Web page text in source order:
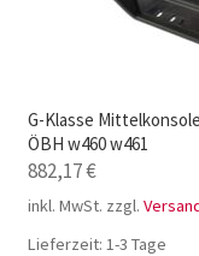
G-Klasse
ÖBH w460 w461
882,17€
inkl. MwSt. zzgl.
Lieferzeit: 1-3 Tage